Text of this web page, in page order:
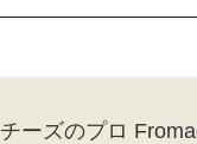
チーズのプロ